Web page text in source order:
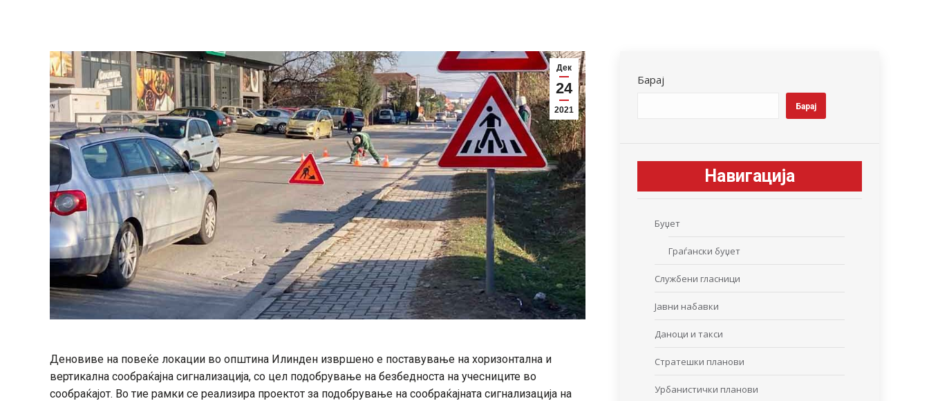
Дек
24
2021
Деновиве на повеќе локации во општина Илинден извршено е поставување на хоризонтална и
вертикална сообраќајна сигнализација, со цел подобрување на безбедноста на учесниците во
сообраќајот. Во тие рамки се реализира проектот за подобрување на сообраќајната сигнализација на
Барај
Барај
Навигација
Буџет
Граѓански буџет
Службени гласници
Јавни набавки
Даноци и такси
Стратешки планови
Урбанистички планови